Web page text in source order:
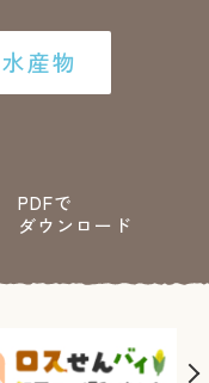
水産物
PDFで
ダウンロード